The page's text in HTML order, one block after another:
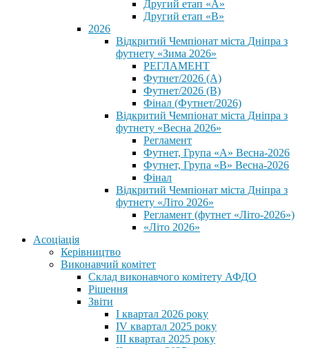
Другий етап «А»
Другий етап «В»
2026
Відкритий Чемпіонат міста Дніпра з
футнету «Зима 2026»
РЕГЛАМЕНТ
Футнет/2026 (А)
Футнет/2026 (В)
Фінал (Футнет/2026)
Відкритий Чемпіонат міста Дніпра з
футнету «Весна 2026»
Регламент
Футнет, Група «А» Весна-2026
Футнет, Група «В» Весна-2026
Фінал
Відкритий Чемпіонат міста Дніпра з
футнету «Літо 2026»
Регламент (футнет «Літо-2026»)
«Літо 2026»
Асоціація
Керівництво
Виконавчий комітет
Склад виконавчого комітету АФДО
Рішення
Звіти
I квартал 2026 року
IV квартал 2025 року
III квартал 2025 року